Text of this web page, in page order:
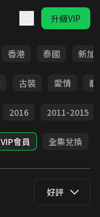
升級VIP
香港 泰國 新加
古裝 愛情 都
2016 2011-2015
VIP會員 全集兌換
好評